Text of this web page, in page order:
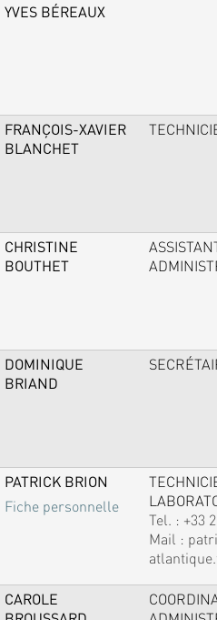
YVES BÉREAUX
FRANÇOIS-XAVIER
BLANCHET
CHRISTINE
BOUTHET
DOMINIQUE
BRIAND
PATRICK BRION
Fiche personnelle
Tel. : +33
Mail :
CAROLE